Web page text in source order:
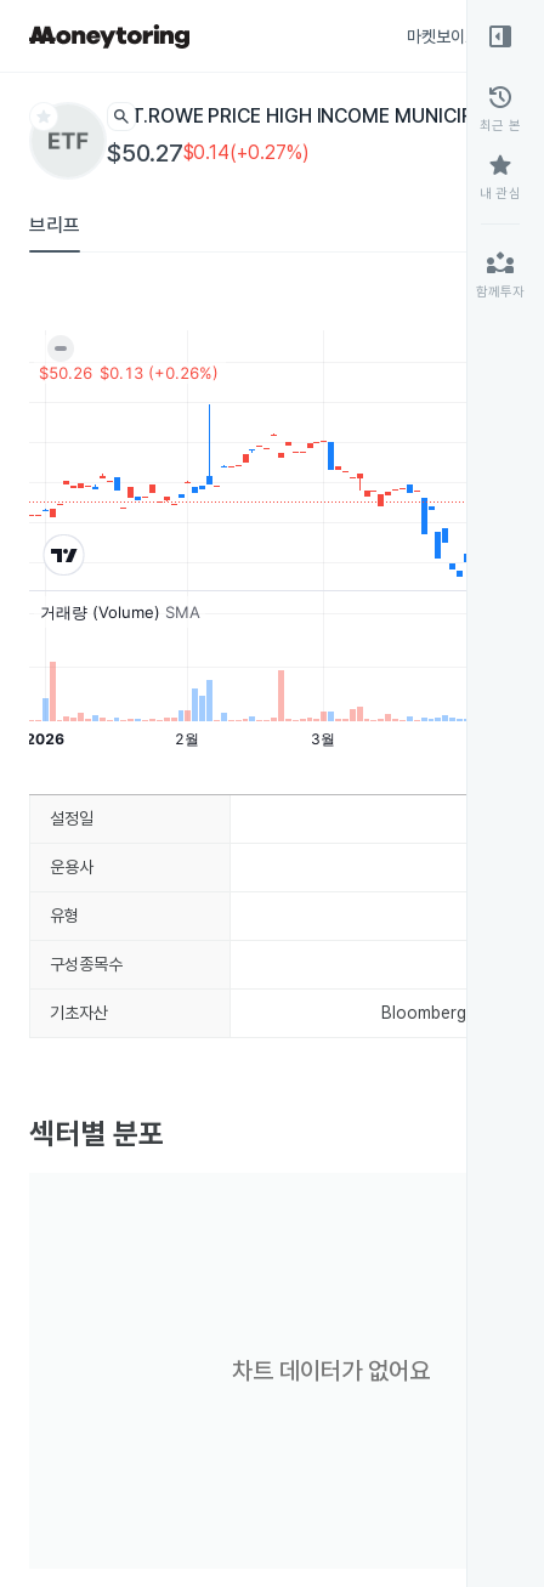
마켓보이스
star search T.ROWE PRICE HIGH INCOME MUNICIPAL THYM
$50.27$0.14(+0.27%)
브리프
right_panel_open
history
최근 본
star
내 관심
partner_exchange
함께투자